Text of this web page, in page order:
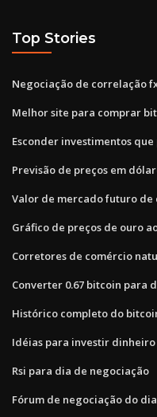
Top Stories
Negociação de correlação
Melhor site para comprar
Esconder investimentos
Previsão de preços em
Valor de mercado futuro de
Gráfico de preços de ouro
Corretores de comércio
Converter 0.67 bitcoin para
Histórico completo do
Idéias para investir dinheiro
Rsi para dia de negociação
Fórum de negociação do